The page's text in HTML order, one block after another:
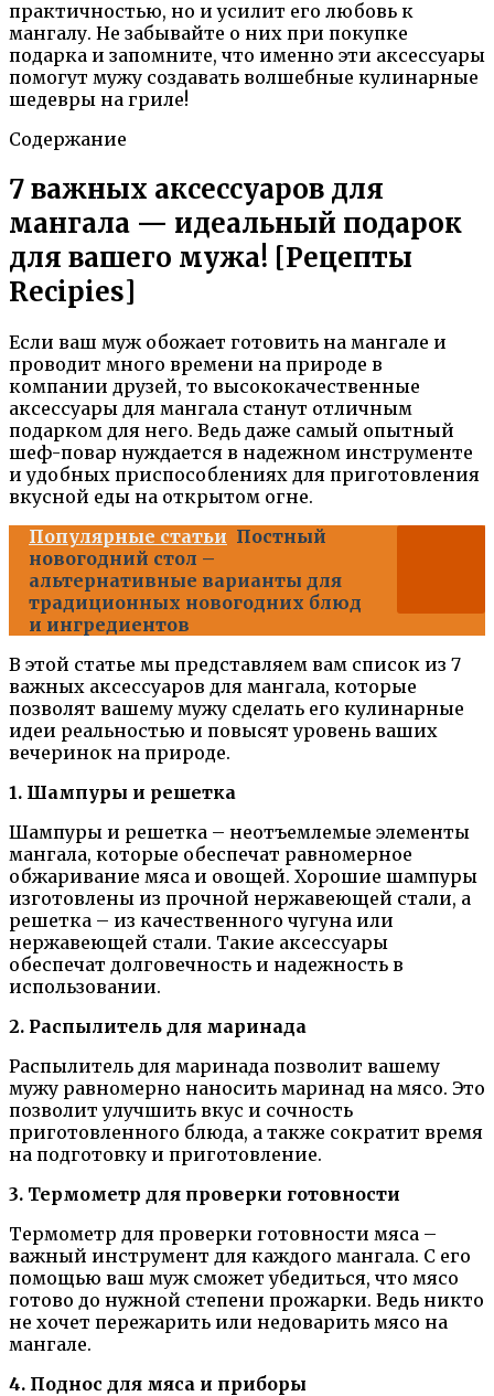
практичностью, но и усилит его любовь к
мангалу. Не забывайте о них при покупке
подарка и запомните, что именно эти аксессуары
помогут мужу создавать волшебные кулинарные
шедевры на гриле!
Содержание
7 важных аксессуаров для
мангала — идеальный подарок
для вашего мужа! [Рецепты
Recipies]
Если ваш муж обожает готовить на мангале и
проводит много времени на природе в
компании друзей, то высококачественные
аксессуары для мангала станут отличным
подарком для него. Ведь даже самый опытный
шеф-повар нуждается в надежном инструменте
и удобных приспособлениях для приготовления
вкусной еды на открытом огне.
Популярные статьи Постный
новогодний стол –
альтернативные варианты для
традиционных новогодних блюд
и ингредиентов
В этой статье мы представляем вам список из 7
важных аксессуаров для мангала, которые
позволят вашему мужу сделать его кулинарные
идеи реальностью и повысят уровень ваших
вечеринок на природе.
1. Шампуры и решетка
Шампуры и решетка – неотъемлемые элементы
мангала, которые обеспечат равномерное
обжаривание мяса и овощей. Хорошие шампуры
изготовлены из прочной нержавеющей стали, а
решетка – из качественного чугуна или
нержавеющей стали. Такие аксессуары
обеспечат долговечность и надежность в
использовании.
2. Распылитель для маринада
Распылитель для маринада позволит вашему
мужу равномерно наносить маринад на мясо. Это
позволит улучшить вкус и сочность
приготовленного блюда, а также сократит время
на подготовку и приготовление.
3. Термометр для проверки готовности
Термометр для проверки готовности мяса –
важный инструмент для каждого мангала. С его
помощью ваш муж сможет убедиться, что мясо
готово до нужной степени прожарки. Ведь никто
не хочет пережарить или недоварить мясо на
мангале.
4. Поднос для мяса и приборы